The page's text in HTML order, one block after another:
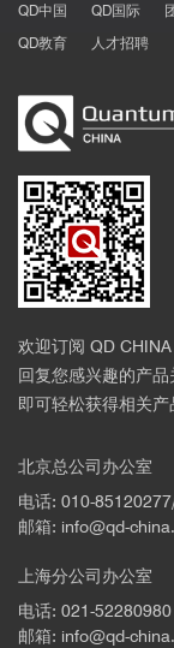
QD中国 QD国际
QD教育
人才招聘
欢迎订阅 QD CHINA
回复您感兴趣的产品
即可轻松获得相关产
北京总公司办公室
电话: 010-
邮箱: info@qd-
上海分公司办公室
电话: 021-52280980
邮箱: info@qd-